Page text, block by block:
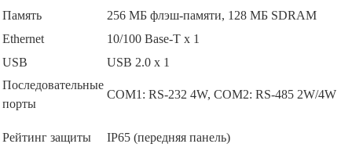
Память
256 МБ флэш-памяти, 128 МБ SDRAM
Ethernet
10/100 Base-T x 1
USB
USB 2.0 х 1
Последовательные
порты
COM1: RS-232 4W, COM2: RS-485 2W/4W
Рейтинг защиты IP65 (передняя панель)